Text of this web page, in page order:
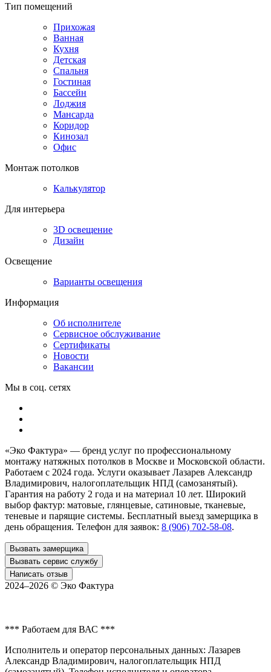
Тип помещений
Прихожая
Ванная
Кухня
Детская
Спальня
Гостиная
Бассейн
Лоджия
Мансарда
Коридор
Кинозал
Офис
Монтаж потолков
Калькулятор
Для интерьера
3D освещение
Дизайн
Освещение
Варианты освещения
Информация
Об исполнителе
Сервисное обслуживание
Сертификаты
Новости
Вакансии
Мы в соц. сетях
«Эко Фактура» — бренд услуг по профессиональному
монтажу натяжных потолков в Москве и Московской области.
Работаем с 2024 года. Услуги оказывает Лазарев Александр
Владимирович, налогоплательщик НПД (самозанятый).
Гарантия на работу 2 года и на материал 10 лет. Широкий
выбор фактур: матовые, глянцевые, сатиновые, тканевые,
теневые и парящие системы. Бесплатный выезд замерщика в
день обращения. Телефон для заявок: 8 (906) 702-58-08.
Вызвать замерщика
Вызвать сервис службу
Написать отзыв
2024–2026 © Эко Фактура
*** Работаем для ВАС ***
Исполнитель и оператор персональных данных: Лазарев
Александр Владимирович, налогоплательщик НПД